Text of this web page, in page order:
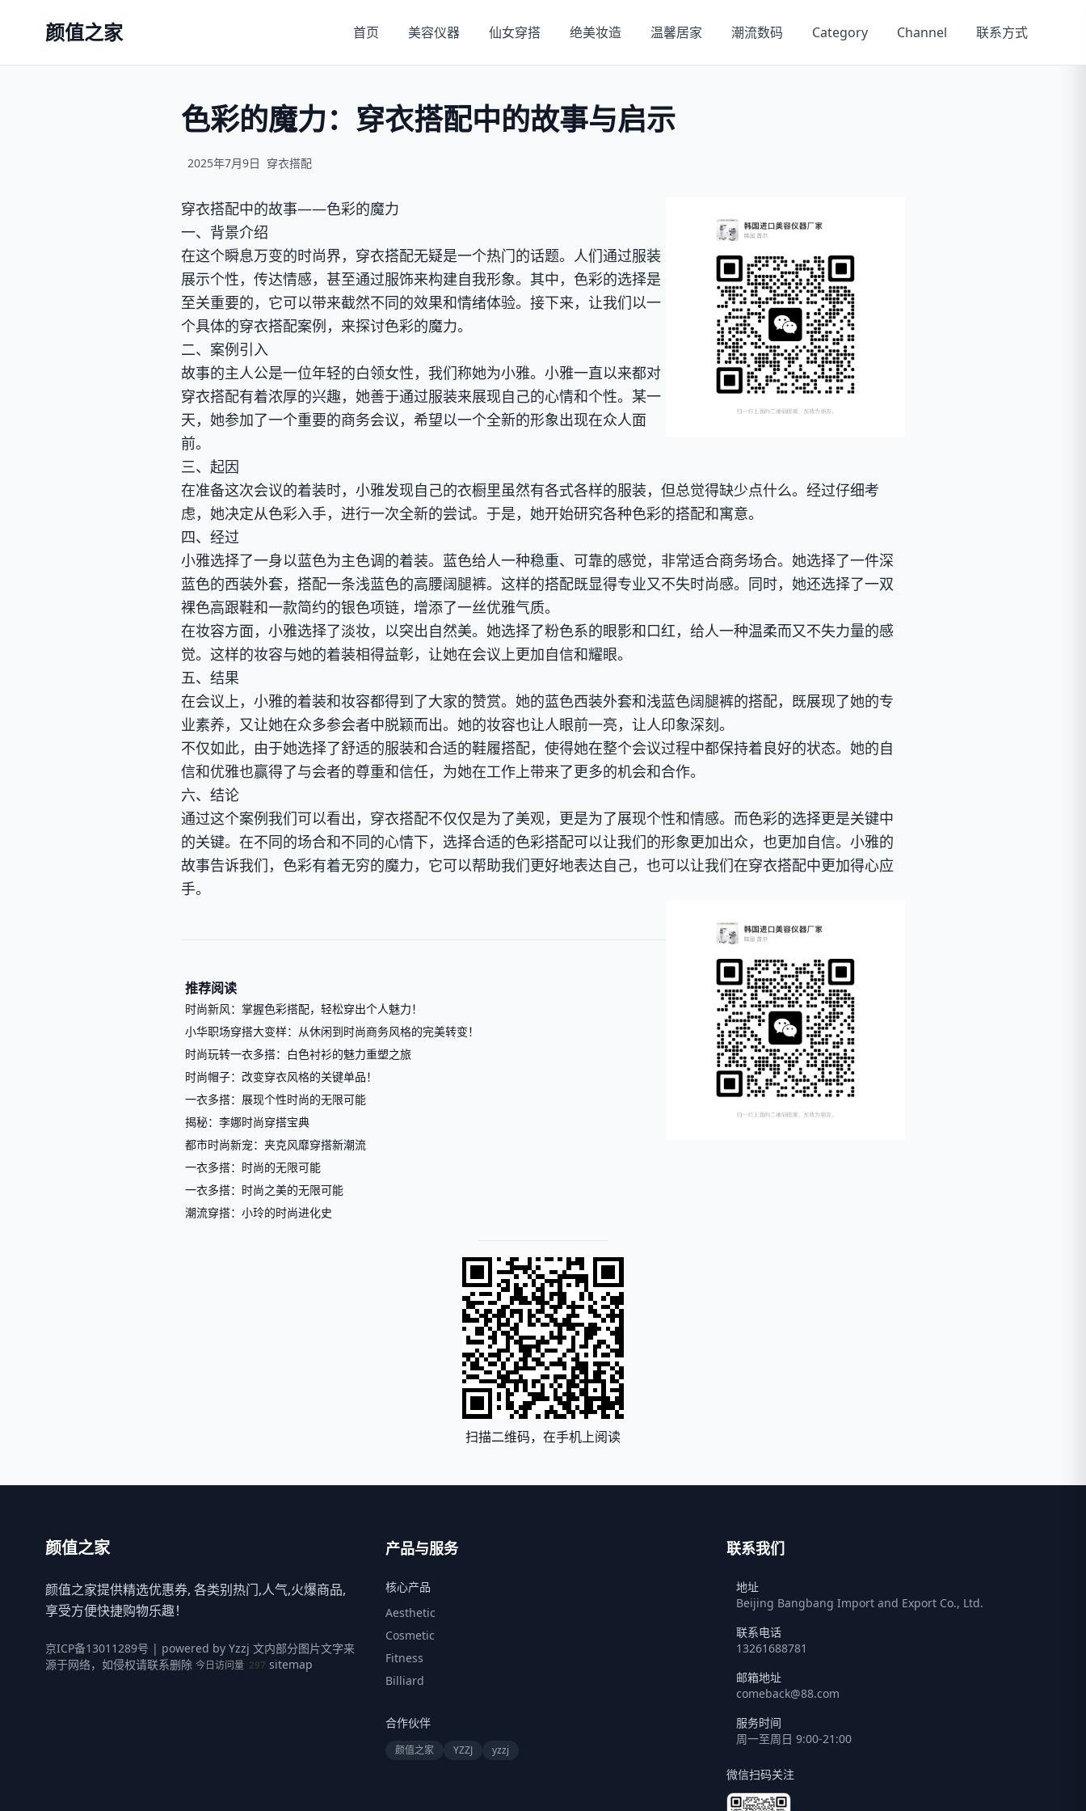
颜值之家 首页 美容仪器 仙女穿搭 绝美妆造 温馨居家 潮流数码 Category Channel 联系方式
色彩的魔力：穿衣搭配中的故事与启示
2025年7月9日 穿衣搭配
穿衣搭配中的故事——色彩的魔力
一、背景介绍
在这个瞬息万变的时尚界，穿衣搭配无疑是一个热门的话题。人们通过服装
展示个性，传达情感，甚至通过服饰来构建自我形象。其中，色彩的选择是
至关重要的，它可以带来截然不同的效果和情绪体验。接下来，让我们以一
个具体的穿衣搭配案例，来探讨色彩的魔力。
二、案例引入
故事的主人公是一位年轻的白领女性，我们称她为小雅。小雅一直以来都对
穿衣搭配有着浓厚的兴趣，她善于通过服装来展现自己的心情和个性。某一
天，她参加了一个重要的商务会议，希望以一个全新的形象出现在众人面
前。
三、起因
在准备这次会议的着装时，小雅发现自己的衣橱里虽然有各式各样的服装，但总觉得缺少点什么。经过仔细考
虑，她决定从色彩入手，进行一次全新的尝试。于是，她开始研究各种色彩的搭配和寓意。
四、经过
小雅选择了一身以蓝色为主色调的着装。蓝色给人一种稳重、可靠的感觉，非常适合商务场合。她选择了一件深
蓝色的西装外套，搭配一条浅蓝色的高腰阔腿裤。这样的搭配既显得专业又不失时尚感。同时，她还选择了一双
裸色高跟鞋和一款简约的银色项链，增添了一丝优雅气质。
在妆容方面，小雅选择了淡妆，以突出自然美。她选择了粉色系的眼影和口红，给人一种温柔而又不失力量的感
觉。这样的妆容与她的着装相得益彰，让她在会议上更加自信和耀眼。
五、结果
在会议上，小雅的着装和妆容都得到了大家的赞赏。她的蓝色西装外套和浅蓝色阔腿裤的搭配，既展现了她的专
业素养，又让她在众多参会者中脱颖而出。她的妆容也让人眼前一亮，让人印象深刻。
不仅如此，由于她选择了舒适的服装和合适的鞋履搭配，使得她在整个会议过程中都保持着良好的状态。她的自
信和优雅也赢得了与会者的尊重和信任，为她在工作上带来了更多的机会和合作。
六、结论
通过这个案例我们可以看出，穿衣搭配不仅仅是为了美观，更是为了展现个性和情感。而色彩的选择更是关键中
的关键。在不同的场合和不同的心情下，选择合适的色彩搭配可以让我们的形象更加出众，也更加自信。小雅的
故事告诉我们，色彩有着无穷的魔力，它可以帮助我们更好地表达自己，也可以让我们在穿衣搭配中更加得心应
手。
推荐阅读
时尚新风：掌握色彩搭配，轻松穿出个人魅力！
小华职场穿搭大变样：从休闲到时尚商务风格的完美转变！
时尚玩转一衣多搭：白色衬衫的魅力重塑之旅
时尚帽子：改变穿衣风格的关键单品！
一衣多搭：展现个性时尚的无限可能
揭秘：李娜时尚穿搭宝典
都市时尚新宠：夹克风靡穿搭新潮流
一衣多搭：时尚的无限可能
一衣多搭：时尚之美的无限可能
潮流穿搭：小玲的时尚进化史
扫描二维码，在手机上阅读
颜值之家
颜值之家提供精选优惠券, 各类别热门,人气,火爆商品,
享受方便快捷购物乐趣！
京ICP备13011289号 | powered by Yzzj 文内部分图片文字来
源于网络，如侵权请联系删除 今日访问量 297 sitemap
产品与服务
核心产品
Aesthetic
Cosmetic
Fitness
Billiard
合作伙伴
颜值之家 YZZJ yzzj
联系我们
地址
Beijing Bangbang Import and Export Co., Ltd.
联系电话
13261688781
邮箱地址
comeback@88.com
服务时间
周一至周日 9:00-21:00
微信扫码关注